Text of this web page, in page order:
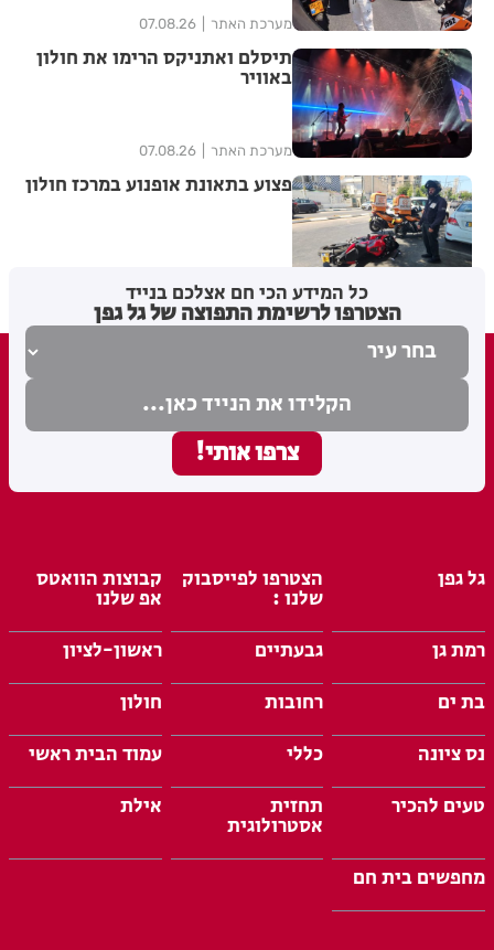
מערכת האתר 07.08.26
תיסלם ואתניקס הרימו את חולון
באוויר
מערכת האתר 07.08.26
פצוע בתאונת אופנוע במרכז חולון
כל המידע הכי חם אצלכם בנייד
הצטרפו לרשימת התפוצה של גל גפן
גל גפן הצטרפו לפייסבוק
שלנו :
קבוצות הוואטס
אפ שלנו
רמת גן
גבעתיים
ראשון-לציון
בת ים
רחובות
חולון
נס ציונה
כללי
עמוד הבית ראשי
טעים להכיר
תחזית
אסטרולוגית
אילת
מחפשים בית חם